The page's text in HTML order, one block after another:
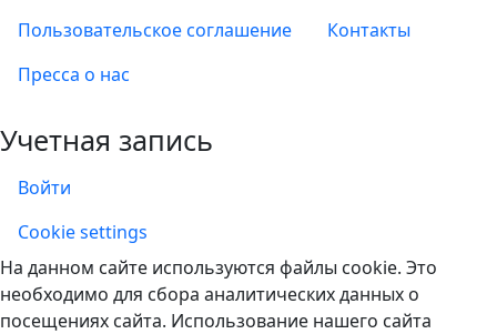
Пользовательское соглашение
Контакты
Пресса о нас
Учетная запись
Войти
Учетная запись
Cookie settings
На данном сайте используются файлы cookie. Это
необходимо для сбора аналитических данных о
посещениях сайта. Использование нашего сайта